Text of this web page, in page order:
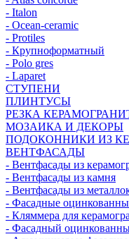
- Italon
- Ocean-ceramic
- Protiles
- Крупноформатный
- Polo gres
- Laparet
СТУПЕНИ
ПЛИНТУСЫ
РЕЗКА
МОЗАИКА И ДЕКОРЫ
ПОДОКОННИКИ ИЗ
ВЕНТФАСАДЫ
- Вентфасады из
- Вентфасады из камня
- Вентфасады из
- Фасадные
- Кляммера для
- Фасадный